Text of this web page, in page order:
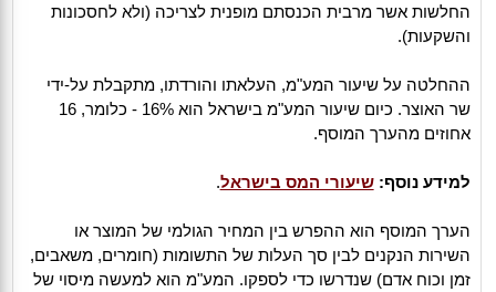
החלשות אשר מרבית הכנסתם מופנית לצריכה (ולא לחסכונות
והשקעות).
ההחלטה על שיעור המע"מ, העלאתו והורדתו, מתקבלת על-ידי
שר האוצר. כיום שיעור המע"מ בישראל הוא 16% - כלומר, 16
אחוזים מהערך המוסף.
למידע נוסף: שיעורי המס בישראל.
הערך המוסף הוא ההפרש בין המחיר הגולמי של המוצר או
השירות הנקנים לבין סך העלות של התשומות (חומרים, משאבים,
זמן וכוח אדם) שנדרשו כדי לספקו. המע"מ הוא למעשה מיסוי של